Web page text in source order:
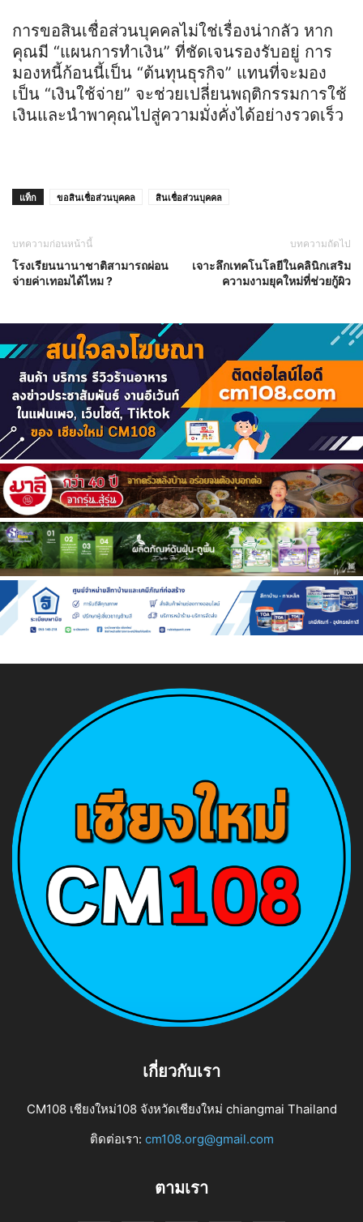
การขอสินเชื่อส่วนบุคคลไม่ใช่เรื่องน่ากลัว หาก
คุณมี “แผนการทำเงิน” ที่ชัดเจนรองรับอยู่ การ
มองหนี้ก้อนนี้เป็น “ต้นทุนธุรกิจ” แทนที่จะมอง
เป็น “เงินใช้จ่าย” จะช่วยเปลี่ยนพฤติกรรมการใช้
เงินและนำพาคุณไปสู่ความมั่งคั่งได้อย่างรวดเร็ว
แท็ก ขอสินเชื่อส่วนบุคคล สินเชื่อส่วนบุคคล
บทความก่อนหน้านี้
โรงเรียนนานาชาติสามารถผ่อน
จ่ายค่าเทอมได้ไหม ?
บทความถัดไป
เจาะลึกเทคโนโลยีในคลินิกเสริม
ความงามยุคใหม่ที่ช่วยกู้ผิว
เกี่ยวกับเรา
CM108 เชียงใหม่108 จังหวัดเชียงใหม่ chiangmai Thailand
ติดต่อเรา: cm108.org@gmail.com
ตามเรา